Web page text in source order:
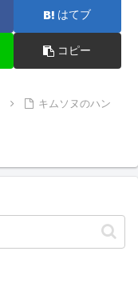
はてブ
コピー
キムソヌのハン